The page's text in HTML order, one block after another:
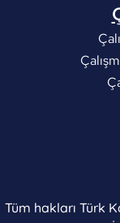
Tüm hakları Türk